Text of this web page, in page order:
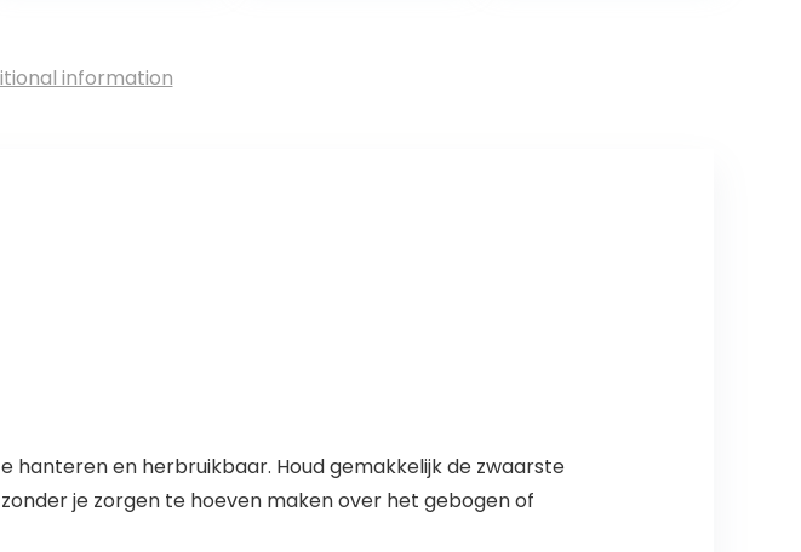
information
hanteren en herbruikbaar. Houd gemakkelijk de zwaarste
je zorgen te hoeven maken over het gebogen of